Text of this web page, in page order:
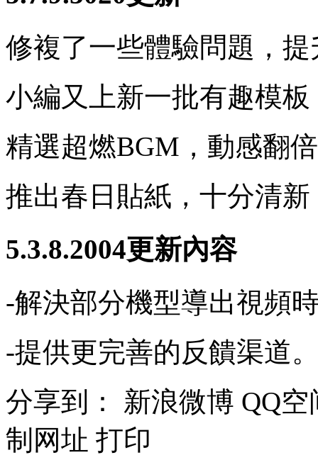
修複了一些體驗問題，
小編又上新一批有趣模
精選超燃BGM，動感翻倍
推出春日貼紙，十分清新
5.3.8.2004更新內容
-解決部分機型導出視頻
-提供更完善的反饋渠道
分享到：
新浪微博 QQ空
制网址 打印